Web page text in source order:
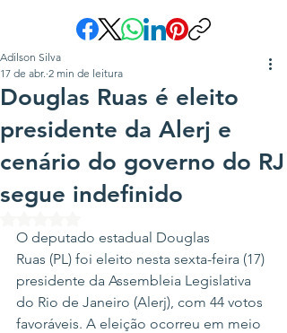
Douglas Ruas é eleito
presidente da Alerj e
cenário do governo do RJ
segue indefinido
Adilson Silva
17 de abr. 2 min de leitura
O deputado estadual Douglas
Ruas (PL) foi eleito nesta sexta-feira (17)
presidente da Assembleia Legislativa
do Rio de Janeiro (Alerj), com 44 votos
favoráveis. A eleição ocorreu em meio